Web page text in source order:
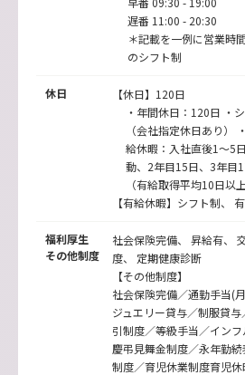
遅番 11:00 - 20:30
＊記載を一例に営業時
のシフト制
休日
【休日】120日
・年間休日：120日 ・
（会社指定休日あり）
給休暇：入社直後1～5
動、2年目15日、3年目
（有給取得平均10日以上
【有給休暇】シフト制、
福利厚生
その他制度
社会保険完備、 昇給有、
度、 定期健康診断
【その他制度】
社会保険完備／通勤手当(
ジュエリー貸与／制服貸
引制度／等級手当／イン
慶弔見舞金制度／永年勤
制度／育児休業制度育児